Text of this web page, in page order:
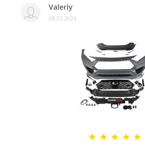
Valeriy
08.02.2024